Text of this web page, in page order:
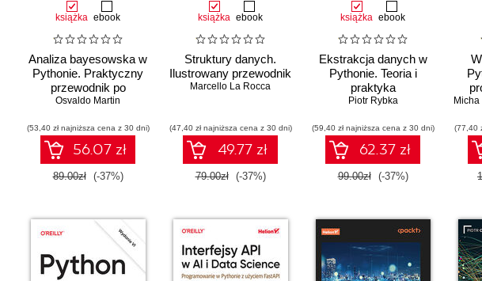
książka ebook
Analiza bayesowska w
Pythonie. Praktyczny
przewodnik po
modelowaniu
Wydanie III
Osvaldo Martin
(53,40 zł najniższa cena z 30 dni)
56.07 zł
89.00zł (-37%)
książka ebook
Struktury danych.
Ilustrowany przewodnik
Marcello La Rocca
(47,40 zł najniższa cena z 30 dni)
49.77 zł
79.00zł (-37%)
książka ebook
Ekstrakcja danych w
Pythonie. Teoria i
praktyka
Piotr Rybka
(59,40 zł najniższa cena z 30 dni)
62.37 zł
99.00zł (-37%)
(77,40